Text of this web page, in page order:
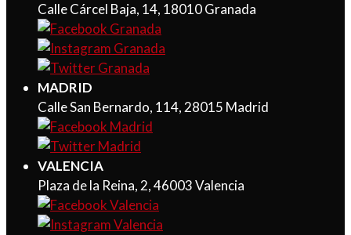
Calle Cárcel Baja, 14, 18010 Granada
MADRID
Calle San Bernardo, 114, 28015 Madrid
VALENCIA
Plaza de la Reina, 2, 46003 Valencia